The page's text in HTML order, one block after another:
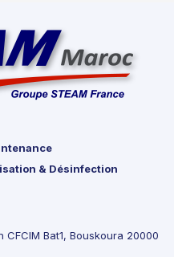
& Désinfection
Bat1, Bouskoura 20000